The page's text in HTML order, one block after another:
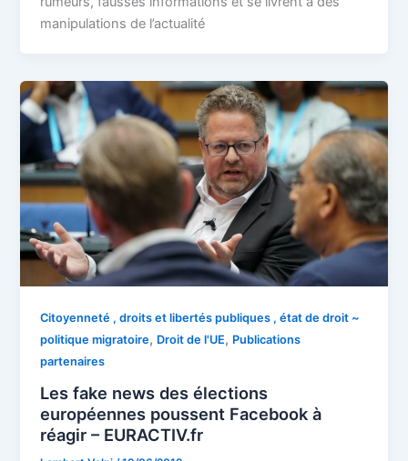
manipulations de l’actualité
Citoyenneté , droits et libertés publiques , état de droit ~
politique migratoire, Droit de l'UE, Publications
partenaires
Les fake news des élections
européennes poussent Facebook à
réagir – EURACTIV.fr